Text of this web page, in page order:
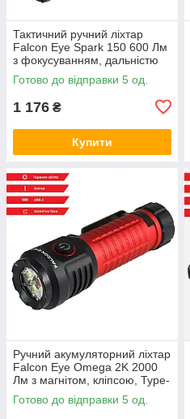
Тактичний ручний ліхтар
Falcon Eye Spark 150 600 Лм
з фокусуванням, дальністю
300 м і живленням 3×AAA,
чорний
Готово до відправки 5 од.
1 176 ₴
Купити
Ручний акумуляторний ліхтар
Falcon Eye Omega 2K 2000
Лм з магнітом, кліпсою, Type-
C і червоним сигналом,
чорний
Готово до відправки 5 од.